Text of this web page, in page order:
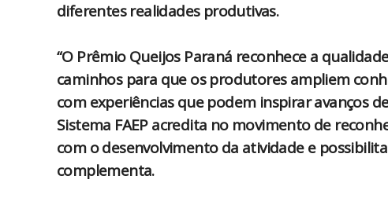
diferentes realidades produtivas.
“O Prêmio Queijos Paraná reconhece a
caminhos para que os produtores ampliem
com experiências que podem inspirar avanços
Sistema FAEP acredita no movimento de
com o desenvolvimento da atividade e
complementa.